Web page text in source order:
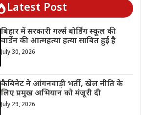
Latest Post
बिहार में सरकारी गर्ल्स बोर्डिंग स्कूल की
वार्डेन की आत्महत्या हत्या साबित हुई है
July 30, 2026
कैबिनेट ने आंगनवाड़ी भर्ती, खेल नीति के
लिए प्रमुख अभियान को मंजूरी दी
July 29, 2026